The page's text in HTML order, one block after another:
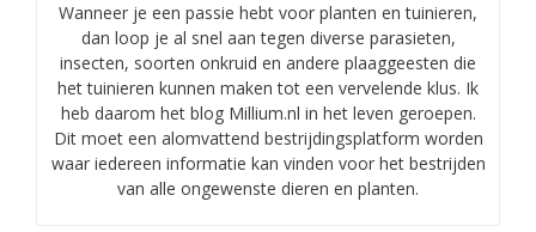
Wanneer je een passie hebt voor planten en tuinieren,
dan loop je al snel aan tegen diverse parasieten,
insecten, soorten onkruid en andere plaaggeesten die
het tuinieren kunnen maken tot een vervelende klus. Ik
heb daarom het blog Millium.nl in het leven geroepen.
Dit moet een alomvattend bestrijdingsplatform worden
waar iedereen informatie kan vinden voor het bestrijden
van alle ongewenste dieren en planten.